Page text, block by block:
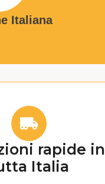
Italiana
rapide in
Italia